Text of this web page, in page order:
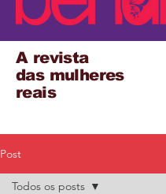
A revista
das mulheres
reais
Post
Todos os posts